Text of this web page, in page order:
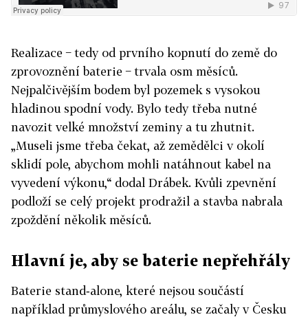
Realizace − tedy od prvního kopnutí do země do
zprovoznění baterie − trvala osm měsíců.
Nejpalčivějším bodem byl pozemek s vysokou
hladinou spodní vody. Bylo tedy třeba nutné
navozit velké množství zeminy a tu zhutnit.
„Museli jsme třeba čekat, až zemědělci v okolí
sklidí pole, abychom mohli natáhnout kabel na
vyvedení výkonu,“ dodal Drábek. Kvůli zpevnění
podloží se celý projekt prodražil a stavba nabrala
zpoždění několik měsíců.
Hlavní je, aby se baterie nepřehřály
Baterie stand‑alone, které nejsou součástí
například průmyslového areálu, se začaly v Česku